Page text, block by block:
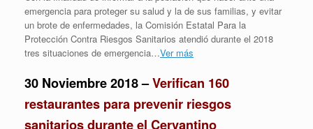
emergencia para proteger su salud y la de sus familias, y evitar
un brote de enfermedades, la Comisión Estatal Para la
Protección Contra Riesgos Sanitarios atendió durante el 2018
tres situaciones de emergencia…Ver más
30 Noviembre 2018 –Verifican 160
restaurantes para prevenir riesgos
sanitarios durante el Cervantino